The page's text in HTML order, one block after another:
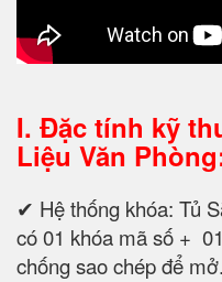
I. Đặc tính kỹ
Liệu Văn
✔ Hệ thống khóa: Tủ
có 01 khóa mã số +
chống sao chép để mở.